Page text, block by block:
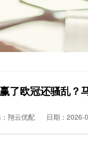
了欧冠还骚乱？
翔云优配 日期：2026-